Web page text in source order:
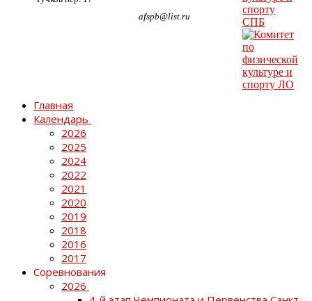
afspb@list.ru
Главная
Календарь
2026
2025
2024
2022
2021
2020
2019
2018
2016
2017
Соревнования
2026